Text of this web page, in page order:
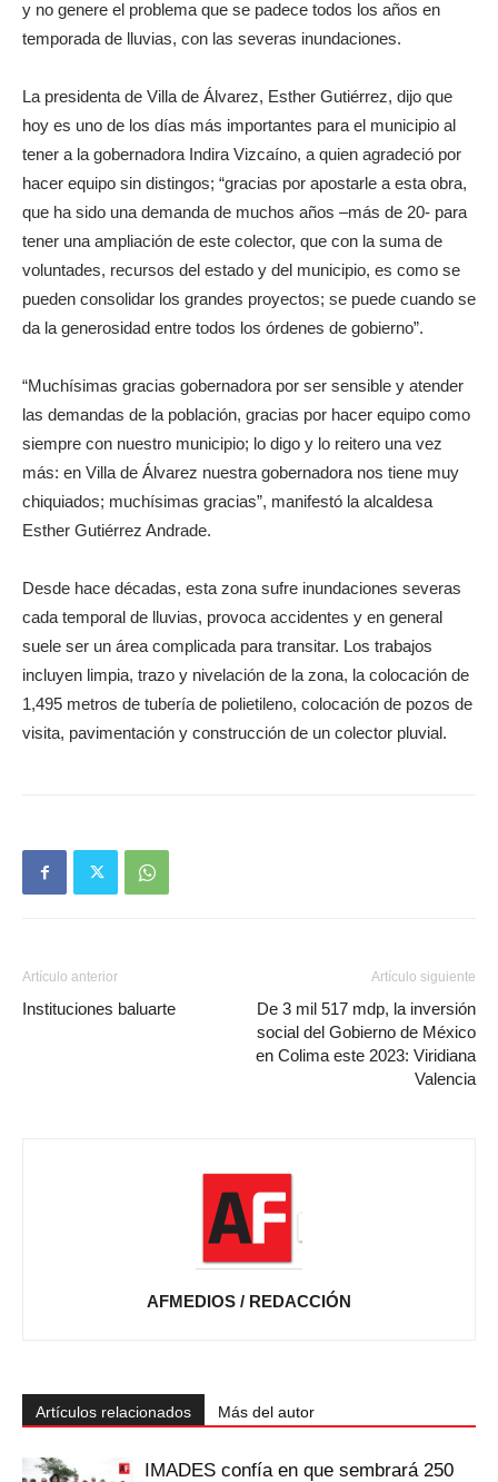
y no genere el problema que se padece todos los años en
temporada de lluvias, con las severas inundaciones.
La presidenta de Villa de Álvarez, Esther Gutiérrez, dijo que
hoy es uno de los días más importantes para el municipio al
tener a la gobernadora Indira Vizcaíno, a quien agradeció por
hacer equipo sin distingos; “gracias por apostarle a esta obra,
que ha sido una demanda de muchos años –más de 20- para
tener una ampliación de este colector, que con la suma de
voluntades, recursos del estado y del municipio, es como se
pueden consolidar los grandes proyectos; se puede cuando se
da la generosidad entre todos los órdenes de gobierno”.
“Muchísimas gracias gobernadora por ser sensible y atender
las demandas de la población, gracias por hacer equipo como
siempre con nuestro municipio; lo digo y lo reitero una vez
más: en Villa de Álvarez nuestra gobernadora nos tiene muy
chiquiados; muchísimas gracias”, manifestó la alcaldesa
Esther Gutiérrez Andrade.
Desde hace décadas, esta zona sufre inundaciones severas
cada temporal de lluvias, provoca accidentes y en general
suele ser un área complicada para transitar. Los trabajos
incluyen limpia, trazo y nivelación de la zona, la colocación de
1,495 metros de tubería de polietileno, colocación de pozos de
visita, pavimentación y construcción de un colector pluvial.
Artículo anterior
Instituciones baluarte
Artículo siguiente
De 3 mil 517 mdp, la inversión
social del Gobierno de México
en Colima este 2023: Viridiana
Valencia
AFMEDIOS / REDACCIÓN
Artículos relacionados Más del autor
IMADES confía en que sembrará 250